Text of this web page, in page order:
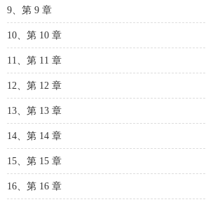
9、第 9 章
10、第 10 章
11、第 11 章
12、第 12 章
13、第 13 章
14、第 14 章
15、第 15 章
16、第 16 章